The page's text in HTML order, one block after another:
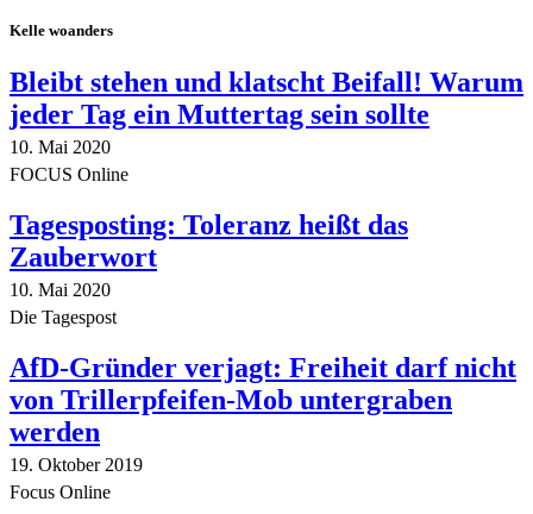
Kelle woanders
Bleibt stehen und klatscht Beifall! Warum
jeder Tag ein Muttertag sein sollte
10. Mai 2020
FOCUS Online
Tagesposting: Toleranz heißt das
Zauberwort
10. Mai 2020
Die Tagespost
AfD-Gründer verjagt: Freiheit darf nicht
von Trillerpfeifen-Mob untergraben
werden
19. Oktober 2019
Focus Online